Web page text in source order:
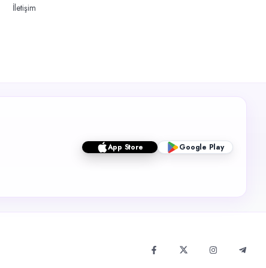
İletişim
App Store Google Play